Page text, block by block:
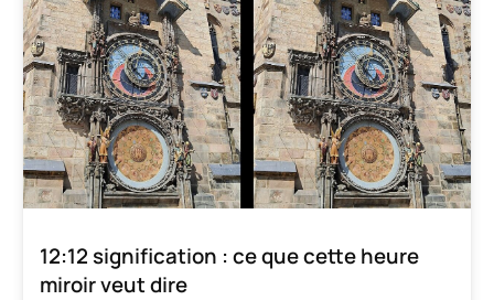
12:12 signification : ce que cette heure
miroir veut dire